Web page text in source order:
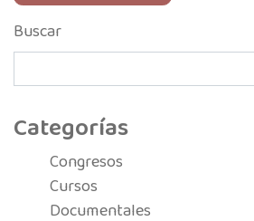
Buscar
Categorías
Congresos
Cursos
Documentales